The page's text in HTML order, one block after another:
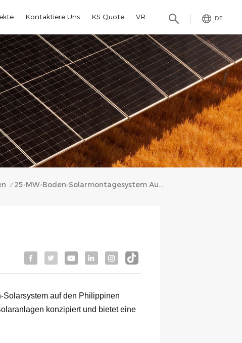
DE
Kontaktiere Uns KS Quote VR
/ 25-MW-Boden-Solarmontagesystem Auf Den Philippinen
auf den Philippinen
konzipiert und bietet eine